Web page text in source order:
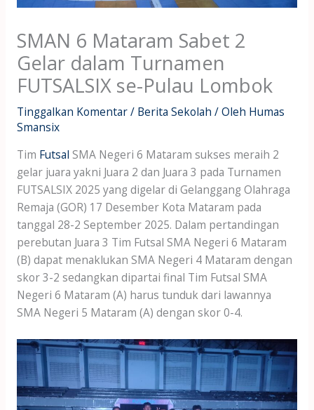
SMAN 6 Mataram Sabet 2
Gelar dalam Turnamen
FUTSALSIX se-Pulau Lombok
Tinggalkan Komentar/ Berita Sekolah / Oleh Humas
Smansix
Tim Futsal SMA Negeri 6 Mataram sukses meraih 2
gelar juara yakni Juara 2 dan Juara 3 pada Turnamen
FUTSALSIX 2025 yang digelar di Gelanggang Olahraga
Remaja (GOR) 17 Desember Kota Mataram pada
tanggal 28-2 September 2025. Dalam pertandingan
perebutan Juara 3 Tim Futsal SMA Negeri 6 Mataram
(B) dapat menaklukan SMA Negeri 4 Mataram dengan
skor 3-2 sedangkan dipartai final Tim Futsal SMA
Negeri 6 Mataram (A) harus tunduk dari lawannya
SMA Negeri 5 Mataram (A) dengan skor 0-4.